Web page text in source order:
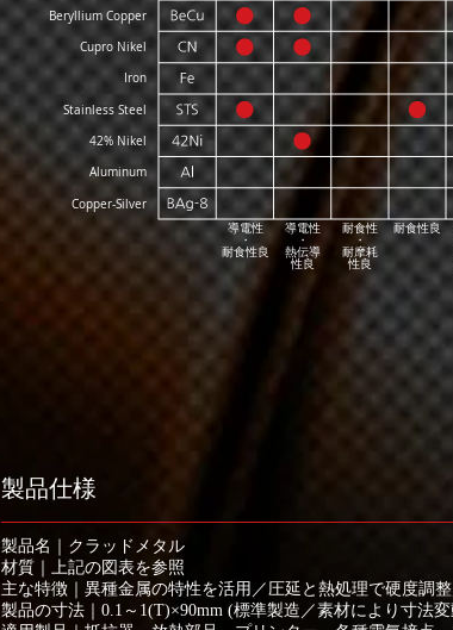
Copper-Silver
Beryllium Copper
Cupro Nikel
Iron
Stainless Steel
42% Nikel
Aluminum
導電性
・
耐食性良
導電性
・
熱伝導
性良
耐食性
・
耐摩耗
性良
耐食性良
製品仕様
製品名｜クラッドメタル
材質｜上記の図表を参照
主な特徴｜異種金属の特性を活用／圧延と熱処理で硬度調
製品の寸法｜0.1～1(T)×90mm (標準製造／素材により寸法変